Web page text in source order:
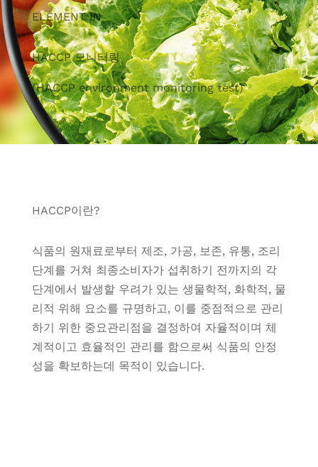
ELEMENT IN
HACCP 모니터링
(HACCP environment monitoring test)
HACCP이란?
식품의 원재료로부터 제조, 가공, 보존, 유통, 조리
단계를 거쳐 최종소비자가 섭취하기 전까지의 각
단계에서 발생할 우려가 있는 생물학적, 화학적, 물
리적 위해 요소를 규명하고, 이를 중점적으로 관리
하기 위한 중요관리점을 결정하여 자율적이며 체
계적이고 효율적인 관리를 함으로써 식품의 안정
성을 확보하는데 목적이 있습니다.